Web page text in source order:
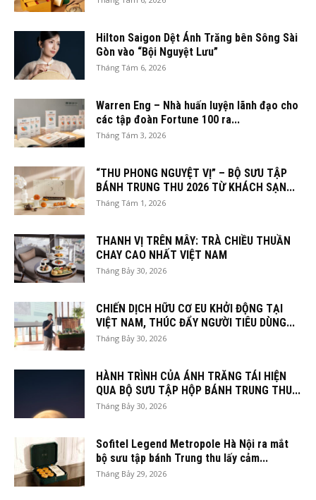
Hilton Saigon Dệt Ánh Trăng bên Sông Sài
Gòn vào “Bội Nguyệt Lưu”
Tháng Tám 6, 2026
Warren Eng – Nhà huấn luyện lãnh đạo cho
các tập đoàn Fortune 100 ra...
Tháng Tám 3, 2026
“THU PHONG NGUYỆT VỊ” – BỘ SƯU TẬP
BÁNH TRUNG THU 2026 TỪ KHÁCH SẠN...
Tháng Tám 1, 2026
THANH VỊ TRÊN MÂY: TRÀ CHIỀU THUẦN
CHAY CAO NHẤT VIỆT NAM
Tháng Bảy 30, 2026
CHIẾN DỊCH HỮU CƠ EU KHỞI ĐỘNG TẠI
VIỆT NAM, THÚC ĐẨY NGƯỜI TIÊU DÙNG...
Tháng Bảy 30, 2026
HÀNH TRÌNH CỦA ÁNH TRĂNG TÁI HIỆN
QUA BỘ SƯU TẬP HỘP BÁNH TRUNG THU...
Tháng Bảy 30, 2026
Sofitel Legend Metropole Hà Nội ra mắt
bộ sưu tập bánh Trung thu lấy cảm...
Tháng Bảy 29, 2026